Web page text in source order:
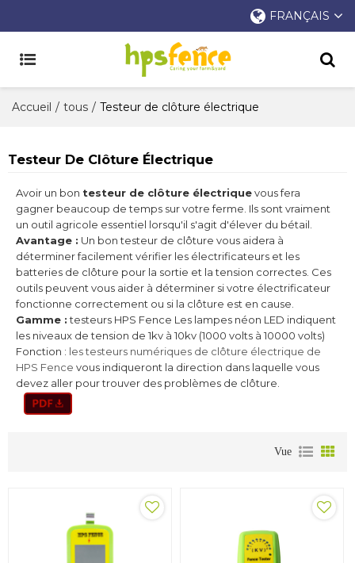
FRANÇAIS
Accueil / tous / Testeur de clôture électrique
Testeur De Clôture Électrique
Avoir un bon testeur de clôture électriquevous fera
gagner beaucoup de temps sur votre ferme. Ils sont vraiment
un outil agricole essentiel lorsqu'il s'agit d'élever du bétail.
Avantage : Un bon testeur de clôture vous aidera à
déterminer facilement vérifier les électrificateurs et les
batteries de clôture pour la sortie et la tension correctes. Ces
outils peuvent vous aider à déterminer si votre électrificateur
fonctionne correctement ou si la clôture est en cause.
Gamme :testeurs HPS Fence Les lampes néon LED indiquent
les niveaux de tension de 1kv à 10kv (1000 volts à 10000 volts)
Fonction : les testeurs numériques de clôture électrique de
HPS Fence vous indiqueront la direction dans laquelle vous
devez aller pour trouver des problèmes de clôture.
Vue